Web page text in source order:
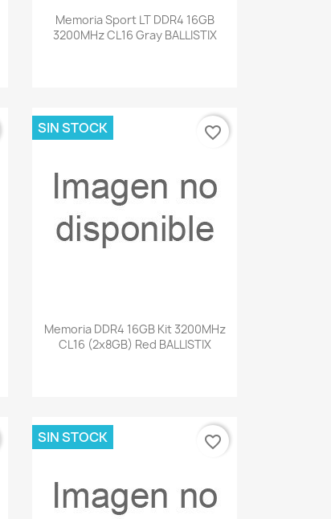
Vista rápida
Memoria Sport LT DDR4 16GB
3200MHz CL16 Gray BALLISTIX
Vista rápida
Memoria DDR4 16GB Kit 3200MHz
CL16 (2x8GB) Red BALLISTIX
SIN STOCK favorite_border
SIN STOCK favorite_border